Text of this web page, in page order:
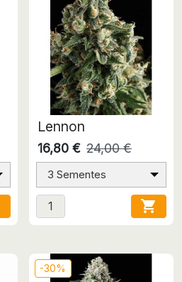
Lennon
16,80 € 24,00 €
3 Sementes

-30%